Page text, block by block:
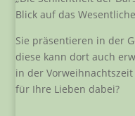
Blick auf das
Sie präsentieren in der
diese kann dort auch
in der
für Ihre Lieben dabei?